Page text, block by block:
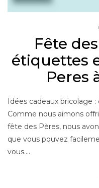
Fête
étiquettes
Peres
Idées cadeaux bricolage
Comme nous aimons
fête des Pères, nous
que vous pouvez
vous.…